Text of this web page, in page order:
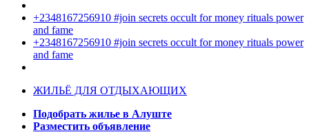
+2348167256910 #join secrets occult for money rituals power
and fame
+2348167256910 #join secrets occult for money rituals power
and fame
ЖИЛЬЁ ДЛЯ ОТДЫХАЮЩИХ
Подобрать жилье в Алуште
Разместить объявление